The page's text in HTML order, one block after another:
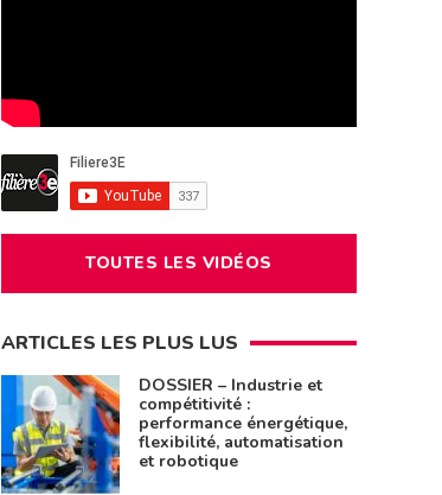
TOUTES LES VIDÉOS
ARTICLES LES PLUS LUS
DOSSIER – Industrie et
compétitivité :
performance énergétique,
flexibilité, automatisation
et robotique